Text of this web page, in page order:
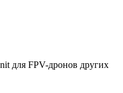
для FPV-дронов других